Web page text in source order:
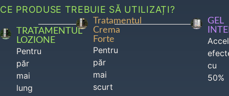
CE PRODUSE TREBUIE SĂ UTILIZAȚI?
TRATAMENTUL
LOZIONE
Pentru
păr
mai
lung
Tratamentul
Crema
Forte
Pentru
păr
mai
scurt
GEL
cu
50%